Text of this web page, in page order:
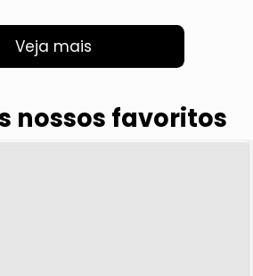
Veja mais
nossos favoritos